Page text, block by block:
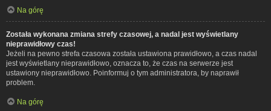
Na górę
Została wykonana zmiana strefy czasowej, a nadal jest wyświetlany
nieprawidłowy czas!
Jeżeli na pewno strefa czasowa została ustawiona prawidłowo, a czas nadal
jest wyświetlany nieprawidłowo, oznacza to, że czas na serwerze jest
ustawiony nieprawidłowo. Poinformuj o tym administratora, by naprawił
problem.
Na górę